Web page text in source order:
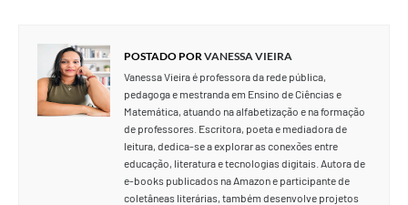
POSTADO PORVANESSA VIEIRA
Vanessa Vieira é professora da rede pública,
pedagoga e mestranda em Ensino de Ciências e
Matemática, atuando na alfabetização e na formação
de professores. Escritora, poeta e mediadora de
leitura, dedica-se a explorar as conexões entre
educação, literatura e tecnologias digitais. Autora de
e-books publicados na Amazon e participante de
coletâneas literárias, também desenvolve projetos